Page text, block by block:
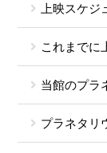
上映スケジ
これまでに
当館のプラ
プラネタリ